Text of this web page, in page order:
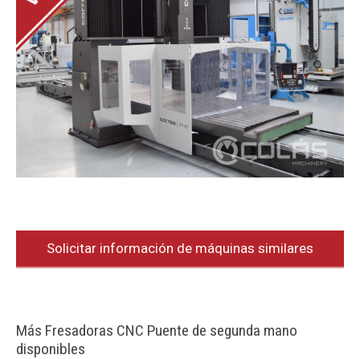
Solicitar información de máquinas similares
Más Fresadoras CNC Puente de segunda mano
disponibles